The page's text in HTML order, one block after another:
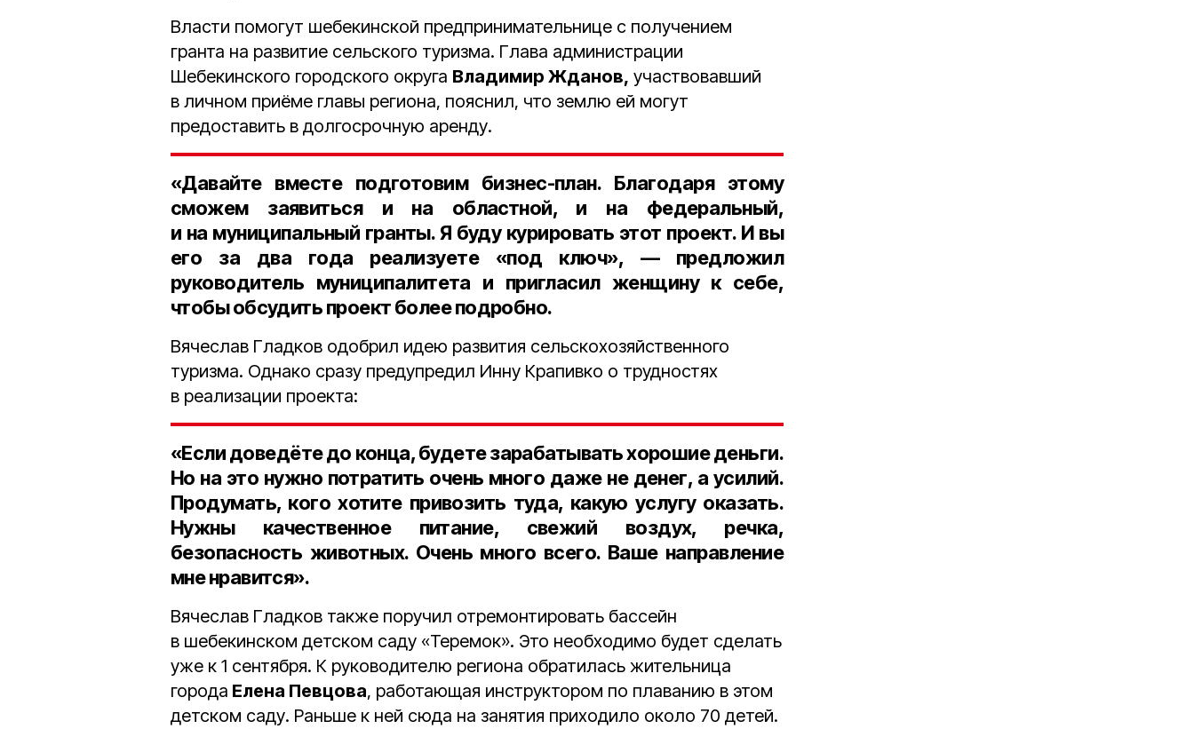
Власти помогут шебекинской предпринимательнице с получением
гранта на развитие сельского туризма. Глава администрации
Шебекинского городского округа Владимир Жданов, участвовавший
в личном приёме главы региона, пояснил, что землю ей могут
предоставить в долгосрочную аренду.
«Давайте вместе подготовим бизнес-план. Благодаря этому
сможем заявиться и на областной, и на федеральный,
и на муниципальный гранты. Я буду курировать этот проект. И вы
его за два года реализуете «под ключ», — предложил
руководитель муниципалитета и пригласил женщину к себе,
чтобы обсудить проект более подробно.
Вячеслав Гладков одобрил идею развития сельскохозяйственного
туризма. Однако сразу предупредил Инну Крапивко о трудностях
в реализации проекта:
«Если доведёте до конца, будете зарабатывать хорошие деньги.
Но на это нужно потратить очень много даже не денег, а усилий.
Продумать, кого хотите привозить туда, какую услугу оказать.
Нужны качественное питание, свежий воздух, речка,
безопасность животных. Очень много всего. Ваше направление
мне нравится».
Вячеслав Гладков также поручил отремонтировать бассейн
в шебекинском детском саду «Теремок». Это необходимо будет сделать
уже к 1 сентября. К руководителю региона обратилась жительница
города Елена Певцова, работающая инструктором по плаванию в этом
детском саду. Раньше к ней сюда на занятия приходило около 70 детей.